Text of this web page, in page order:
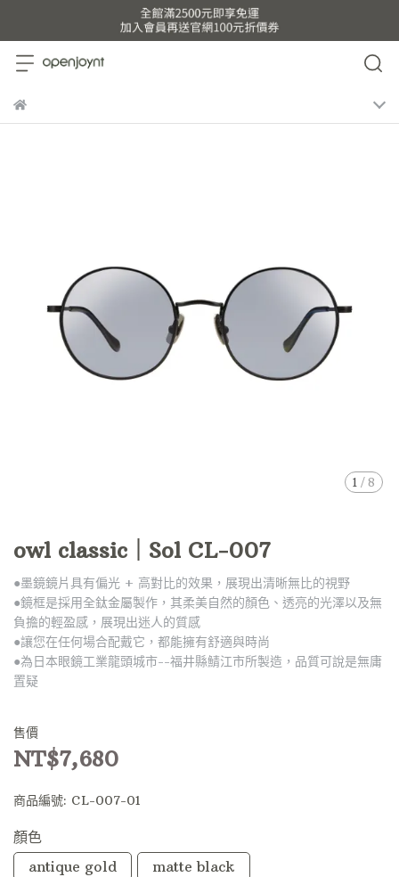
1 /8
owl classic｜Sol CL-007
●墨鏡鏡片具有偏光 + 高對比的效果，展現出清晰無比的視野
●鏡框是採用全鈦金屬製作，其柔美自然的顏色、透亮的光澤以及無
負擔的輕盈感，展現出迷人的質感
●讓您在任何場合配戴它，都能擁有舒適與時尚
●為日本眼鏡工業龍頭城市--福井縣鯖江市所製造，品質可說是無庸
置疑
售價
NT$7,680
商品編號: CL-007-01
顏色
antique gold
matte black